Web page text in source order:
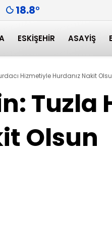
18.8°
ESKIŞEHIR ASAYIŞ
Hizmetiyle Hurdanız Nakit
Tuzla
Olsun